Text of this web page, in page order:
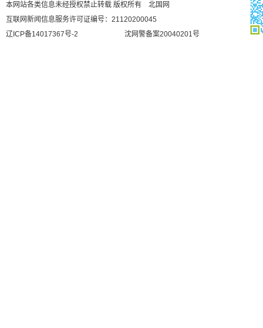
本网站各类信息未经授权禁止转载 版权所有 北国网
互联网新闻信息服务许可证编号：21120200045
辽ICP备14017367号-2
沈网警备案20040201号